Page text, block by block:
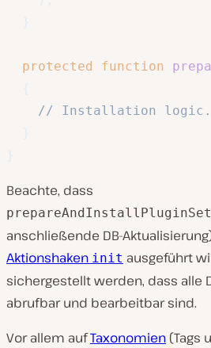
protected function
// Installation
Beachte, dass
anschließende DB-
Aktionshaken init ausgeführt
sichergestellt werden, dass alle
abrufbar und bearbeitbar sind.
Vor allem aufTaxonomien (Tags